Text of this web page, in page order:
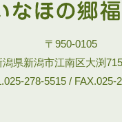
〒950-0105
潟県新潟市江南区大渕
278-5515 / FAX.025-